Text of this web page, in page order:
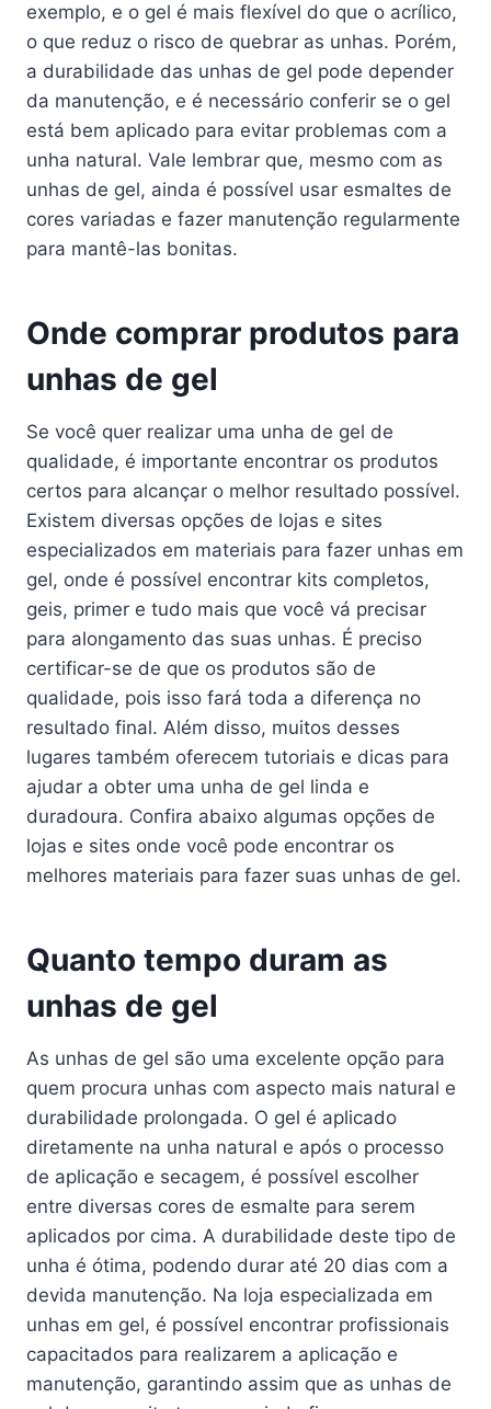
exemplo, e o gel é mais flexível do que o acrílico,
o que reduz o risco de quebrar as unhas. Porém,
a durabilidade das unhas de gel pode depender
da manutenção, e é necessário conferir se o gel
está bem aplicado para evitar problemas com a
unha natural. Vale lembrar que, mesmo com as
unhas de gel, ainda é possível usar esmaltes de
cores variadas e fazer manutenção regularmente
para mantê-las bonitas.
Onde comprar produtos para
unhas de gel
Se você quer realizar uma unha de gel de
qualidade, é importante encontrar os produtos
certos para alcançar o melhor resultado possível.
Existem diversas opções de lojas e sites
especializados em materiais para fazer unhas em
gel, onde é possível encontrar kits completos,
geis, primer e tudo mais que você vá precisar
para alongamento das suas unhas. É preciso
certificar-se de que os produtos são de
qualidade, pois isso fará toda a diferença no
resultado final. Além disso, muitos desses
lugares também oferecem tutoriais e dicas para
ajudar a obter uma unha de gel linda e
duradoura. Confira abaixo algumas opções de
lojas e sites onde você pode encontrar os
melhores materiais para fazer suas unhas de gel.
Quanto tempo duram as
unhas de gel
As unhas de gel são uma excelente opção para
quem procura unhas com aspecto mais natural e
durabilidade prolongada. O gel é aplicado
diretamente na unha natural e após o processo
de aplicação e secagem, é possível escolher
entre diversas cores de esmalte para serem
aplicados por cima. A durabilidade deste tipo de
unha é ótima, podendo durar até 20 dias com a
devida manutenção. Na loja especializada em
unhas em gel, é possível encontrar profissionais
capacitados para realizarem a aplicação e
manutenção, garantindo assim que as unhas de